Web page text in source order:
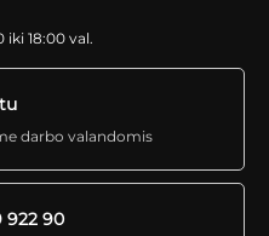
18:00 val.
darbo valandomis
922 90